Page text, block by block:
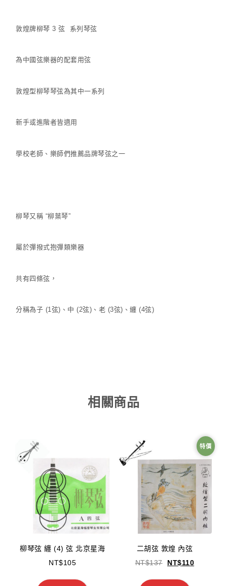
敦煌牌柳琴 3 弦 系列琴弦
為中國弦樂器的配套用弦
敦煌型柳琴琴弦為其中一系列
新手或進階者皆適用
學校老師、樂師們推薦品牌琴弦之一
柳琴又稱 “柳葉琴”
屬於彈撥式抱彈類樂器
共有四條弦，
分稱為子 (1弦)、中 (2弦)、老 (3弦)、纏 (4弦)
相關商品
柳琴弦 纏 (4) 弦 北京星海
NT$105
特價
二胡弦 敦煌 內弦
NT$137 NT$110